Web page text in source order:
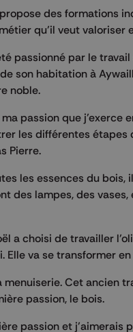
des formations
qu’il veut
passionné par le
son habitation à
noble.
ma passion que
les différentes étapes
Pierre.
les essences du
des lampes, des
a choisi de travailler
Elle va se transformer
menuiserie. Cet ancien
passion, le bois.
passion et